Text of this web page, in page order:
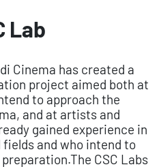
Lab
Cinema has created a
project aimed both at
to approach the
and at artists and
gained experience in
and who intend to
CSC Labs